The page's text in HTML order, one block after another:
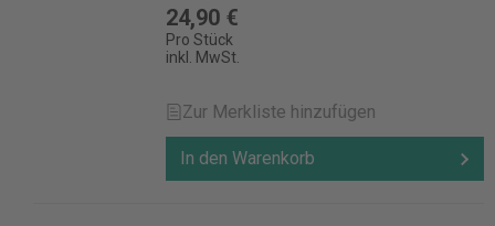
24,90 €
Pro Stück
inkl. MwSt.
Zur Merkliste hinzufügen
In den Warenkorb